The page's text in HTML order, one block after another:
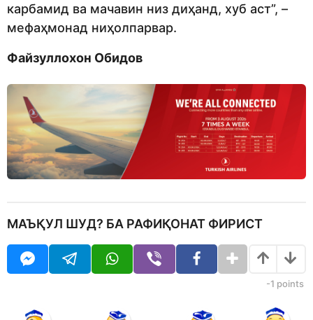
карбамид ва мачавин низ диҳанд, хуб аст”, –
мефаҳмонад ниҳолпарвар.
Файзуллохон Обидов
МАЪҚУЛ ШУД? БА РАФИҚОНАТ ФИРИСТ
-1 points